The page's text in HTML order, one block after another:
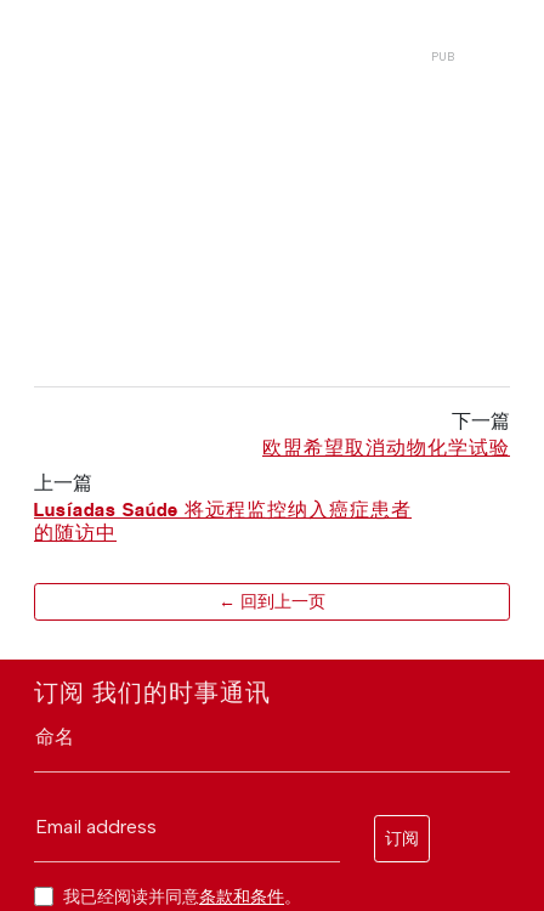
下一篇
欧盟希望取消动物化学试验
上一篇
Lusíadas Saúde 将远程监控纳入癌症患者
的随访中
← 回到上一页
订阅 我们的时事通讯
命名
Email address
订阅
我已经阅读并同意条款和条件。